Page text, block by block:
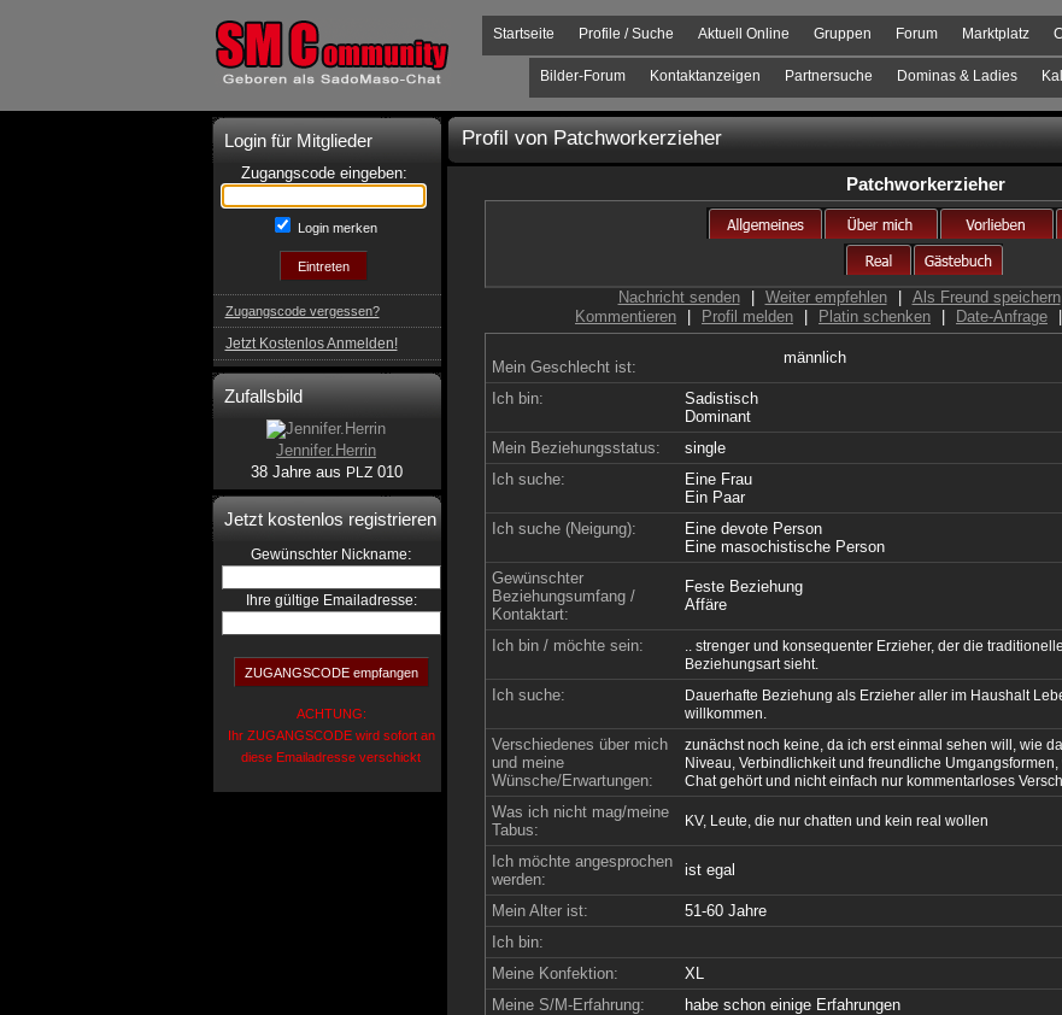
Marktplatz
Forum
Gruppen
Aktuell Online
Profile / Suche
Startseite
Dominas & Ladies
Partnersuche
Kontaktanzeigen
Bilder-Forum
Login für Mitglieder
Zugangscode eingeben:
Login merken
Zugangscode vergessen?
Jetzt Kostenlos Anmelden!
Zufallsbild
Jennifer.Herrin
38 Jahre aus PLZ010
Jetzt kostenlos registrieren
Gewünschter Nickname:
Ihre gültige Emailadresse:
ACHTUNG:
Ihr ZUGANGSCODE wird sofort an
diese Emailadresse verschickt
Profil vonPatchworkerzieher
Patchworkerzieher
Nachricht senden Weiter empfehlen Als Freund speichern
Kommentieren
Profil melden Platin schenken Date-Anfrage
Mein Geschlecht ist:
männlich
Ich bin:
Sadistisch
Dominant
Mein Beziehungsstatus:
single
Ich suche:
Eine Frau
Ein Paar
Ich suche (Neigung):
Eine devote Person
Eine masochistische Person
Gewünschter
Beziehungsumfang /
Kontaktart:
Feste Beziehung
Affäre
Ich bin / möchte sein:
.. strenger und konsequenter Erzieher, der die
Beziehungsart sieht.
Ich suche:
Dauerhafte Beziehung als Erzieher aller im Haushalt
willkommen.
Verschiedenes über mich
und meine
Wünsche/Erwartungen:
zunächst noch keine, da ich erst einmal sehen will, wie
Niveau, Verbindlichkeit und freundliche
Chat gehört und nicht einfach nur kommentarloses
Was ich nicht mag/meine
Tabus:
KV, Leute, die nur chatten und kein real wollen
Ich möchte angesprochen
werden:
ist egal
Mein Alter ist:
51-60 Jahre
Ich bin:
Meine Konfektion:
XL
Meine S/M-Erfahrung:
habe schon einige Erfahrungen